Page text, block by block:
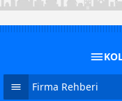
Firma Rehberi